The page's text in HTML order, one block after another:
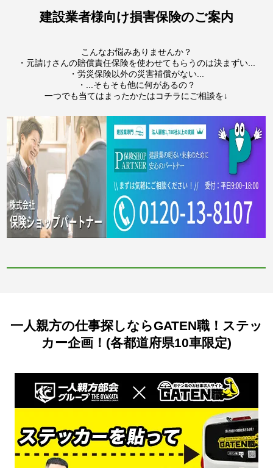
建設業者様向け損害保険のご案内
こんなお悩みありませんか？
・元請けさんの賠償責任保険を使わせてもらうのは決まずい...
・労災保険以外の災害補償がない...
・...そもそも他に何があるの？
一つでも当てはまったかたはコチラにご相談を↓
一人親方の仕事探しならGATEN職！ステッ
カー企画！(各都道府県10車限定)